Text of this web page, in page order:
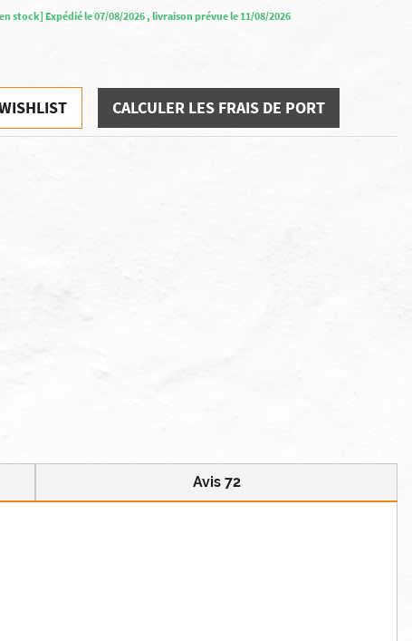
stock] Expédié le 07/08/2026 , livraison prévue le 11/08/2026
CALCULER LES FRAIS DE PORT
Avis 72